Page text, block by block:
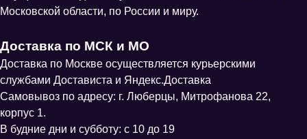
Московской области, по России и миру.
Доставка по МСК и МО
Доставка по Москве осуществляется курьерскими
службами Достависта и Яндекс.Доставка
Самовывоз по адресу: г. Люберцы, Митрофанова 22,
корпус 1.
В будние дни и субботу: с 10 до 19